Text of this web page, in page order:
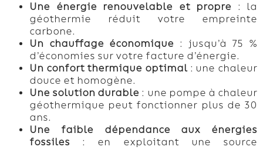
Une énergie renouvelable et propre : la
géothermie réduit votre empreinte
carbone.
Un chauffage économique : jusqu’à 75 %
d’économies sur votre facture d’énergie.
Un confort thermique optimal : une chaleur
douce et homogène.
Une solution durable : une pompe à chaleur
géothermique peut fonctionner plus de 30
ans.
Une faible dépendance aux énergies
fossiles : en exploitant une source